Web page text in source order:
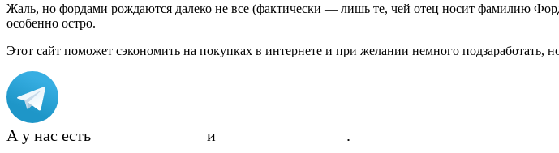
Жаль, но фордами рождаются далеко не все (фактически — лишь те, чей отец носит фамилию
особенно остро.
Этот сайт поможет сэкономить на покупках в интернете и при желании немного подзаработать,
А у нас есть и .